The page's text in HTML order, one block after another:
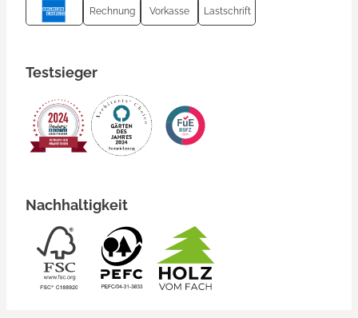
Rechnung Vorkasse Lastschrift
Testsieger
Nachhaltigkeit